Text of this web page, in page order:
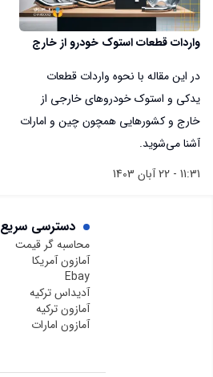
واردات قطعات استوک خودرو از خارج
در این مقاله با نحوه واردات قطعات
یدکی و استوک خودروهای خارجی از
خارج و کشورهایی همچون چین و امارات
آشنا می‌شوید.
11:31 - 22 آبان 1403
دسترسی سریع
محاسبه گر قیمت
آمازون آمریکا
Ebay
آدیداس ترکیه
آمازون ترکیه
آمازون امارات